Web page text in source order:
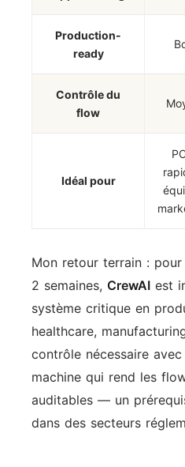
Production-
ready
Contrôle du
flow
Idéal pour
Mon retour terrain :
2 semaines, CrewAI est
système critique en
healthcare,
contrôle nécessaire
machine qui rend les
auditables — un
dans des secteurs